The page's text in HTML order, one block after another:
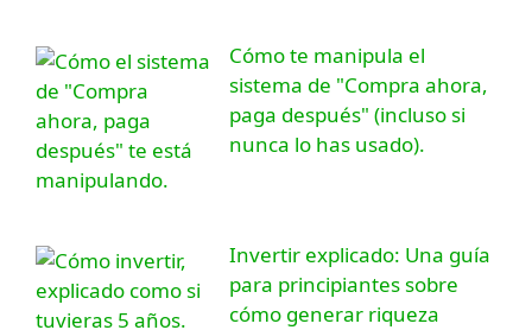
Cómo te manipula el
sistema de "Compra ahora,
paga después" (incluso si
nunca lo has usado).
Invertir explicado: Una guía
para principiantes sobre
cómo generar riqueza